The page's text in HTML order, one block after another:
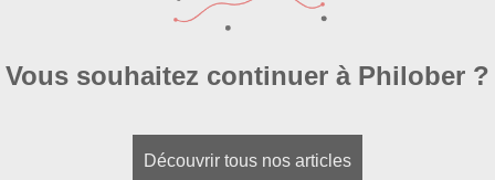
Vous souhaitez continuer à Philober ?
Découvrir tous nos articles